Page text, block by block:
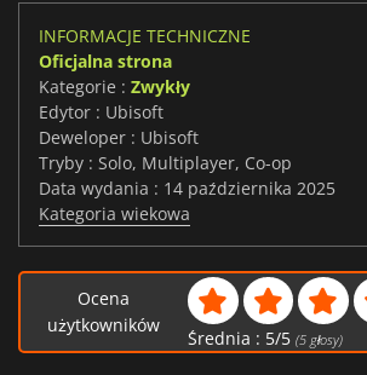
INFORMACJE TECHNICZNE
Oficjalna strona
Kategorie : Zwykły
Edytor : Ubisoft
Deweloper : Ubisoft
Tryby : Solo, Multiplayer, Co-op
Data wydania : 14 października 2025
Kategoria wiekowa
Ocena
użytkowników
Średnia : 5/5 (5głosy)